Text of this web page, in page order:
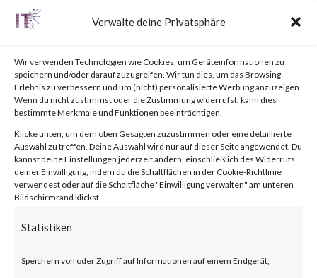
Verwalte deine Privatsphäre
Wir verwenden Technologien wie Cookies, um Geräteinformationen zu
speichern und/oder darauf zuzugreifen. Wir tun dies, um das Browsing-
Erlebnis zu verbessern und um (nicht) personalisierte Werbung anzuzeigen.
Wenn du nicht zustimmst oder die Zustimmung widerrufst, kann dies
bestimmte Merkmale und Funktionen beeinträchtigen.
Klicke unten, um dem oben Gesagten zuzustimmen oder eine detaillierte
Auswahl zu treffen. Deine Auswahl wird nur auf dieser Seite angewendet. Du
kannst deine Einstellungen jederzeit ändern, einschließlich des Widerrufs
deiner Einwilligung, indem du die Schaltflächen in der Cookie-Richtlinie
verwendest oder auf die Schaltfläche "Einwilligung verwalten" am unteren
Bildschirmrand klickst.
Statistiken
Speichern von oder Zugriff auf Informationen auf einem Endgerät,
bounds write vulnerability that
affects the vulnerable 1756
EN2* and 1756 EN3* series of
Rockwell Automation
ControlLogix EtherNet/IP
communication modules.
Successful exploitation of a
maliciously crafted Common
Industrial Protocol (CIP)